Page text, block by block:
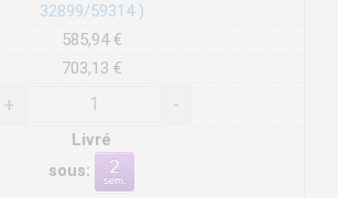
32899/59314 )
585,94 €
703,13 €
+ -
Livré
sous: